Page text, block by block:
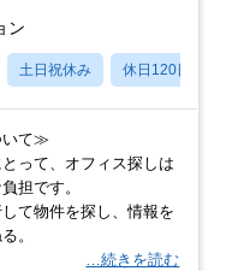
ン
土日祝休み 休日120日以上
いて≫
って、オフィス探しは
担です。
て物件を探し、情報を
。
…続きを読む